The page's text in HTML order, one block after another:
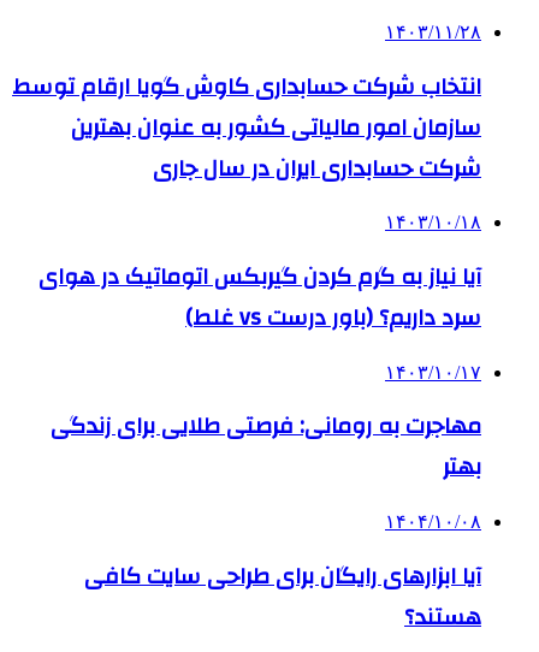
۱۴۰۳/۱۱/۲۸
انتخاب شرکت حسابداری کاوش گویا ارقام توسط
سازمان امور مالیاتی کشور به عنوان بهترین
شرکت حسابداری ایران در سال جاری
۱۴۰۳/۱۰/۱۸
آیا نیاز به گرم کردن گیربکس اتوماتیک در هوای
سرد داریم؟ (باور درست vs غلط)
۱۴۰۳/۱۰/۱۷
مهاجرت به رومانی: فرصتی طلایی برای زندگی
بهتر
۱۴۰۴/۱۰/۰۸
آیا ابزارهای رایگان برای طراحی سایت کافی
هستند؟